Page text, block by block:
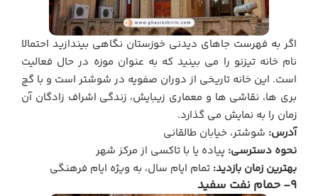
اگر به فهرست جاهای دیدنی خوزستان نگاهی بیندازید احتمالا
نام خانه تیزنو را می بینید که به عنوان موزه در حال فعالیت
است. این خانه تاریخی از دوران صفویه در شوشتر است و با گچ
بری ها، نقاشی ها و معماری زیبایش، زندگی اشراف زادگان آن
زمان را به نمایش می گذارد.
آدرس: شوشتر، خیابان طالقانی
نحوه دسترسی: پیاده یا با تاکسی از مرکز شهر
بهترین زمان بازدید: تمام ایام سال، به ویژه ایام فرهنگی
9- حمام نفت سفید